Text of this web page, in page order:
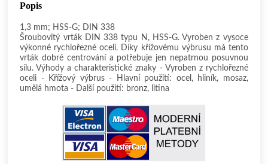
Popis
1,3 mm; HSS-G; DIN 338
Šroubovitý vrták DIN 338 typu N, HSS-G. Vyroben z vysoce
výkonné rychlořezné oceli. Díky křížovému výbrusu má tento
vrták dobré centrování a potřebuje jen nepatrnou posuvnou
sílu. Výhody a charakteristické znaky - Vyroben z rychlořezné
oceli - Křížový výbrus - Hlavní použití: ocel, hliník, mosaz,
umělá hmota - Další použití: bronz, litina